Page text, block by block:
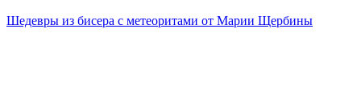
Шедевры из бисера с метеоритами от Марии Щербины